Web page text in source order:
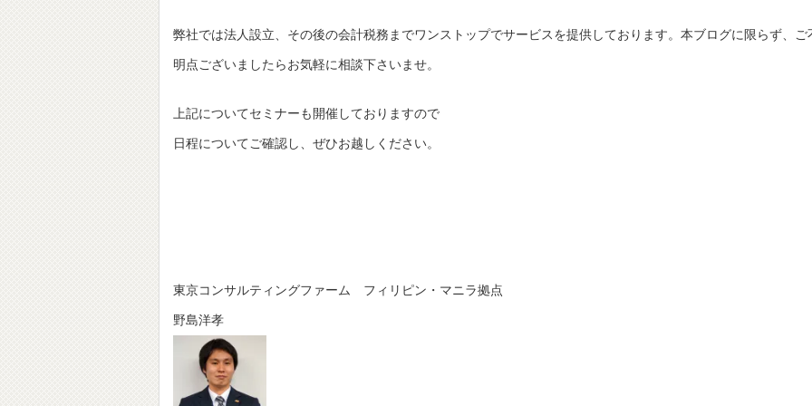
弊社では法人設立、その後の会計税務までワンストップでサービスを提供しております。本ブログに限らず、ご
明点ございましたらお気軽に相談下さいませ。
上記についてセミナーも開催しておりますので
日程についてご確認し、ぜひお越しください。
東京コンサルティングファーム フィリピン・マニラ拠点
野島洋孝